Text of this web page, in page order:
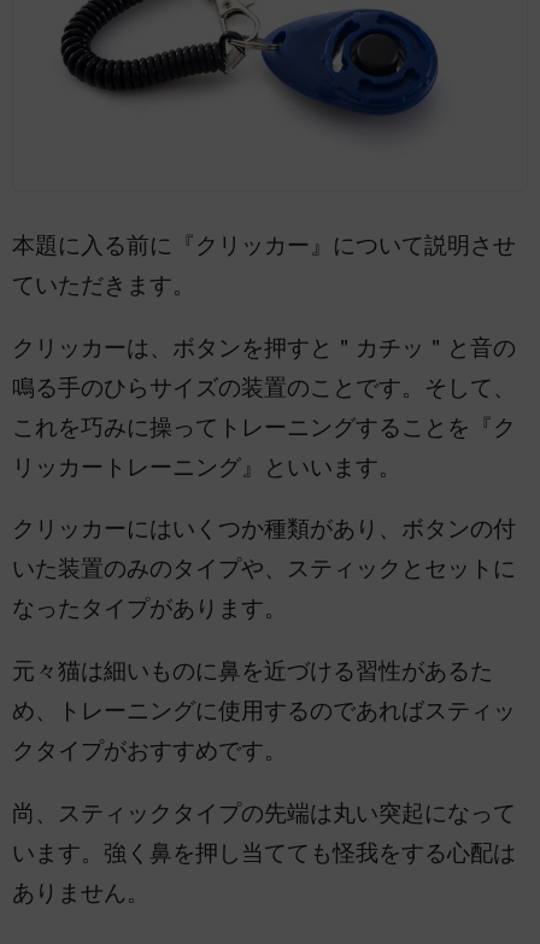
本題に入る前に『クリッカー』について説明させ
ていただきます。
クリッカーは、ボタンを押すと＂カチッ＂と音の
鳴る手のひらサイズの装置のことです。そして、
これを巧みに操ってトレーニングすることを『ク
リッカートレーニング』といいます。
クリッカーにはいくつか種類があり、ボタンの付
いた装置のみのタイプや、スティックとセットに
なったタイプがあります。
元々猫は細いものに鼻を近づける習性があるた
め、トレーニングに使用するのであればスティッ
クタイプがおすすめです。
尚、スティックタイプの先端は丸い突起になって
います。強く鼻を押し当てても怪我をする心配は
ありません。